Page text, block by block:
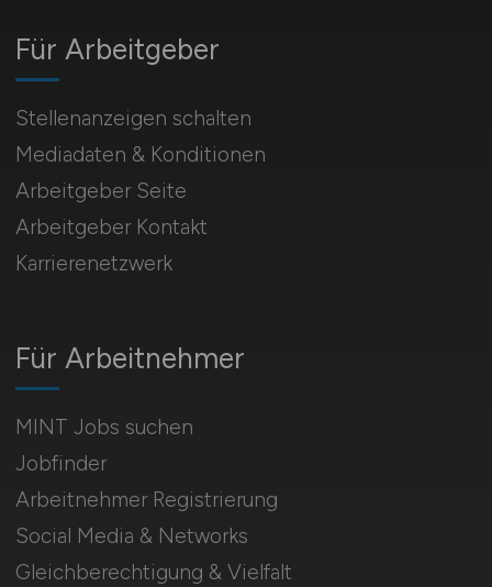
Für Arbeitnehmer
MINT Jobs suchen
Jobfinder
Arbeitnehmer Registrierung
Social Media & Networks
Gleichberechtigung & Vielfalt
Für Arbeitgeber
Stellenanzeigen schalten
Mediadaten & Konditionen
Arbeitgeber Seite
Arbeitgeber Kontakt
Karrierenetzwerk